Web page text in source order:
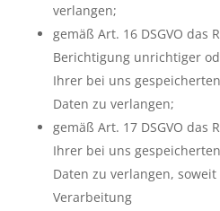
verlangen;
gemäß Art. 16 DSGVO das
Berichtigung unrichtiger
Ihrer bei uns
Daten zu verlangen;
gemäß Art. 17 DSGVO das
Ihrer bei uns
Daten zu verlangen,
Verarbeitung